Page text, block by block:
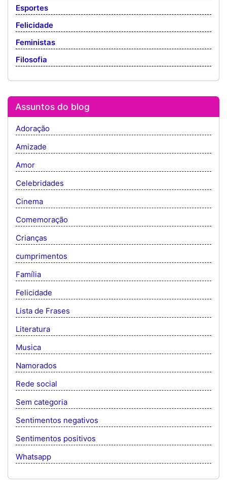
Esportes
Felicidade
Feministas
Filosofia
Assuntos do blog
Adoração
Amizade
Amor
Celebridades
Cinema
Comemoração
Crianças
cumprimentos
Família
Felicidade
Lista de Frases
Literatura
Musica
Namorados
Rede social
Sem categoria
Sentimentos negativos
Sentimentos positivos
Whatsapp